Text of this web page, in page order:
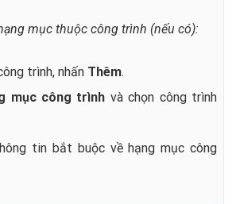
mục thuộc công trình (nếu có):
trình, nhấn Thêm.
mục công trình và chọn công trình
tin bắt buộc về hạng mục công